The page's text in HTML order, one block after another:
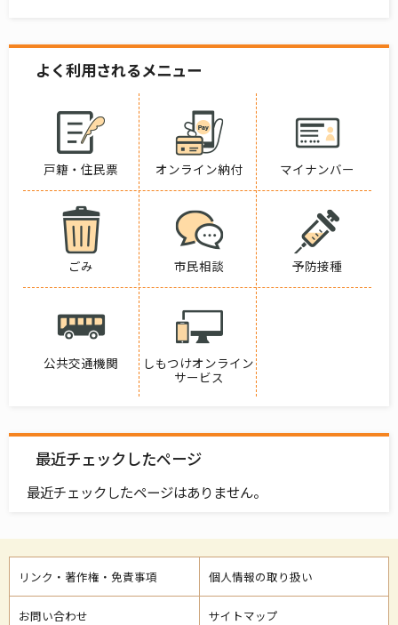
よく利用されるメニュー
戸籍・住民票 オンライン納付 マイナンバー
ごみ 市民相談 予防接種
公共交通機関
しもつけオンライン
サービス
最近チェックしたページ
最近チェックしたページはありません。
リンク・著作権・免責事項 個人情報の取り扱い
お問い合わせ サイトマップ